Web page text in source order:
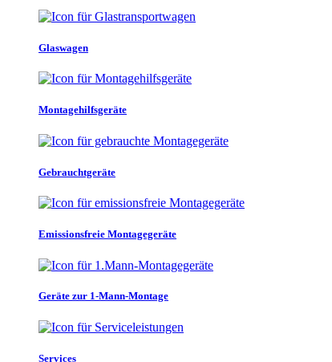
Glaswagen
Montagehilfsgeräte
Gebrauchtgeräte
Emissionsfreie Montagegeräte
Geräte zur 1-Mann-Montage
Services